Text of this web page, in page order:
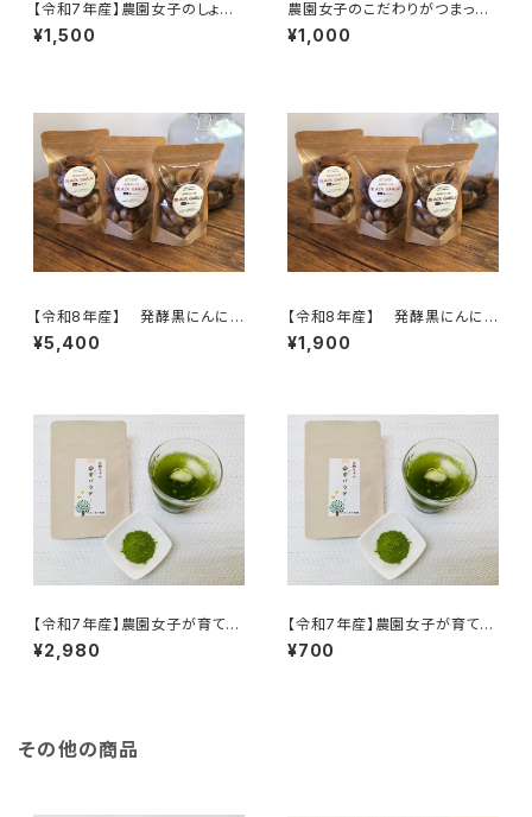
【令和7年産】農園女子のしょう
がパウダー 30g 安心野菜
高知県四万十市 やまみずき農
¥1,500
農園女子のこだわりがつまった
焼肉のたれ200ml 安心野菜と
国産材料、冬虫夏草、マカもブレ
¥1,000
【令和8年産】 発酵黒にんに
く 120ｇ×3袋 ※農薬・化学
肥料不使用 ※天然由来の活
¥5,400
【令和8年産】 発酵黒にんに
く 120ｇ（1袋） ※農薬・化学
肥料不使用 ※天然由来の活
¥1,900
【令和7年産】農園女子が育てた
桑茶パウダー(50g) ※徳用サ
イズ 手軽にヘルシー生活 ス
¥2,980
【令和7年産】農園女子が育てた
桑茶パウダー(10g) ※徳用サ
イズもあります 手軽にヘルシ
¥700
その他の商品